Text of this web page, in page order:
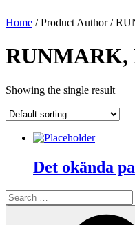
Home / Product Author /
RUNMARK,
Showing the single result
Det okända
Search
for: